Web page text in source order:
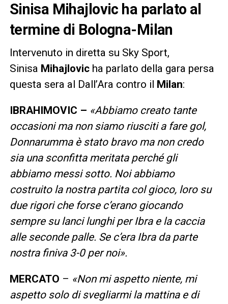
Sinisa Mihajlovic ha parlato al
termine di Bologna-Milan
Intervenuto in diretta su Sky Sport,
Sinisa Mihajlovicha parlato della gara persa
questa sera al Dall’Ara contro il
Milan:
IBRAHIMOVIC – «Abbiamo creato tante
occasioni ma non siamo riusciti a fare gol,
Donnarumma è stato bravo ma non credo
sia una sconfitta meritata perché gli
abbiamo messi sotto. Noi abbiamo
costruito la nostra partita col gioco, loro su
due rigori che forse c’erano giocando
sempre su lanci lunghi per Ibra e la caccia
alle seconde palle. Se c’era Ibra da parte
nostra finiva 3-0 per noi».
MERCATO – «Non mi aspetto niente, mi
aspetto solo di svegliarmi la mattina e di